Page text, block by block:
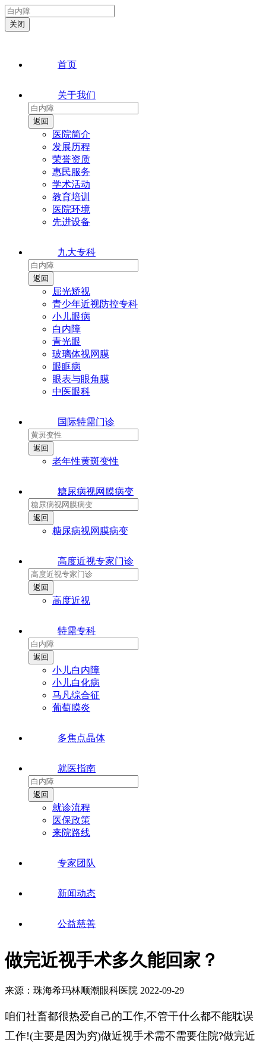
首页
关于我们
医院简介
发展历程
荣誉资质
惠民服务
学术活动
教育培训
医院环境
先进设备
九大专科
屈光矫视
青少年近视防控专科
小儿眼病
白内障
青光眼
玻璃体视网膜
眼眶病
眼表与眼角膜
中医眼科
国际特需门诊
老年性黄斑变性
糖尿病视网膜病变
糖尿病视网膜病变
高度近视专家门诊
高度近视
特需专科
小儿白内障
小儿白化病
马凡综合征
葡萄膜炎
多焦点晶体
就医指南
就诊流程
医保政策
来院路线
专家团队
新闻动态
公益慈善
做完近视手术多久能回家？
来源：珠海希玛林顺潮眼科医院 2022-09-29
咱们社畜都很热爱自己的工作,不管干什么都不能耽误
工作!(主要是因为穷)做近视手术需不需要住院?做完近